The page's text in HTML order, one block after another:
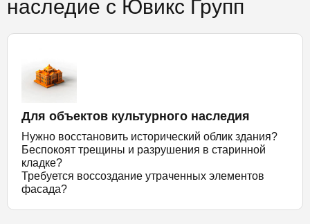
наследие с Ювикс Групп
Для объектов культурного наследия
Нужно восстановить исторический облик здания?
Беспокоят трещины и разрушения в старинной
кладке?
Требуется воссоздание утраченных элементов
фасада?